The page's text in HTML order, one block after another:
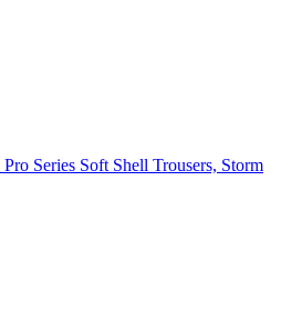
Series Soft Shell Trousers, Storm